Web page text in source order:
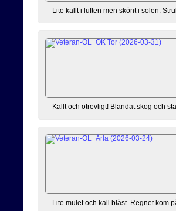
Lite kallt i luften men skönt i solen.
Kallt och otrevligt! Blandat skog och
Lite mulet och kall blåst. Regnet kom